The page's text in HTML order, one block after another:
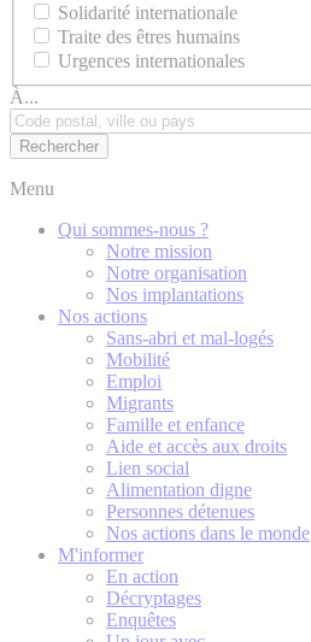
Solidarité internationale
Traite des êtres humains
Urgences internationales
À...
Menu
Qui sommes-nous ?
Notre mission
Notre organisation
Nos implantations
Nos actions
Sans-abri et mal-logés
Mobilité
Emploi
Migrants
Famille et enfance
Aide et accès aux droits
Lien social
Alimentation digne
Personnes détenues
Nos actions dans le monde
M'informer
En action
Décryptages
Enquêtes